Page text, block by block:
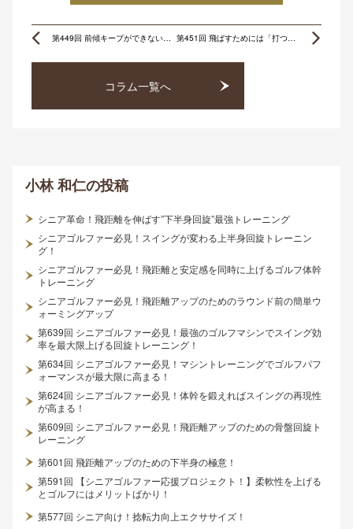
Prev 第449回 前傾キープができない人はこれが原因！【起き上がり】 第451回 飛ばすためには「打つ前に整える」ウォーミングアップの方法
コラム一覧へ
小林 和仁の投稿
シニア革命！飛距離を伸ばす”下半身回旋”最強トレーニング
シニアゴルファー必見！スイングが変わる上半身回旋トレーニン
グ！
シニアゴルファー必見！飛距離と安定感を同時に上げるゴルフ体幹
トレーニング
シニアゴルファー必見！飛距離アップのためのラウンド前の簡単ウ
ォーミングアップ
第639回 シニアゴルファー必見！最強のゴルフマシンでスイング効
率を最大限上げる回旋トレーニング！
第634回 シニアゴルファー必見！マシントレーニングでゴルフパフ
ォーマンスが最大限に高まる！
第624回 シニアゴルファー必見！体幹を鍛えればスイングの再現性
が高まる！
第609回 シニアゴルファー必見！飛距離アップのための骨盤回旋ト
レーニング
第601回 飛距離アップのための下半身の極意！
第591回 【シニアゴルファー応援プロジェクト！】柔軟性を上げる
とゴルフにはメリットばかり！
第577回 シニア向け！捻転力向上エクササイズ！